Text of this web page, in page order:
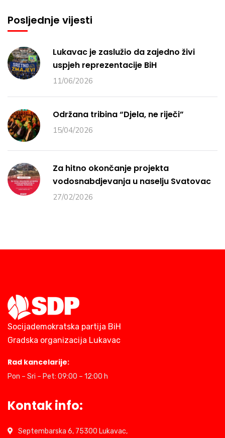
Posljednje vijesti
Lukavac je zaslužio da zajedno živi
uspjeh reprezentacije BiH
11/06/2026
Održana tribina “Djela, ne riječi”
15/04/2026
Za hitno okončanje projekta
vodosnabdjevanja u naselju Svatovac
27/02/2026
Socijademokratska partija BiH
Gradska organizacija Lukavac
Rad kancelarije:
Pon – Sri – Pet: 09:00 – 12:00 h
Kontak info:
Septembarska 6, 75300 Lukavac,